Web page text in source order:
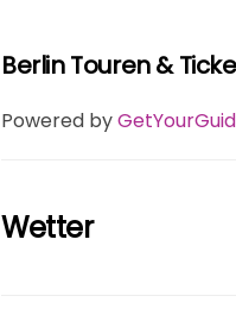
Berlin Touren &
Powered by
Wetter